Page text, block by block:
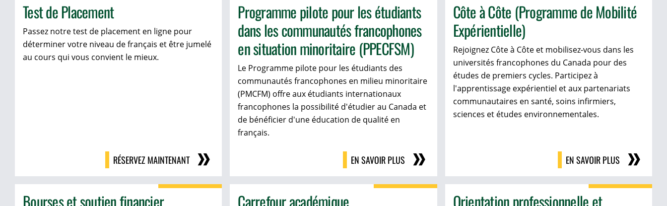
Test de Placement
Passez notre test de placement en ligne pour
déterminer votre niveau de français et être jumelé
au cours qui vous convient le mieux.
RÉSERVEZ MAINTENANT
Programme pilote pour les étudiants
dans les communautés francophones
en situation minoritaire (PPECFSM)
Le Programme pilote pour les étudiants des
communautés francophones en milieu minoritaire
(PMCFM) offre aux étudiants internationaux
francophones la possibilité d'étudier au Canada et
de bénéficier d'une éducation de qualité en
français.
EN SAVOIR PLUS
Côte à Côte (Programme de Mobilité
Expérientielle)
Rejoignez Côte à Côte et mobilisez-vous dans les
universités francophones du Canada pour des
études de premiers cycles. Participez à
l'apprentissage expérientiel et aux partenariats
communautaires en santé, soins infirmiers,
sciences et études environnementales.
EN SAVOIR PLUS
Bourses et soutien financier Carrefour académique
Orientation professionnelle et